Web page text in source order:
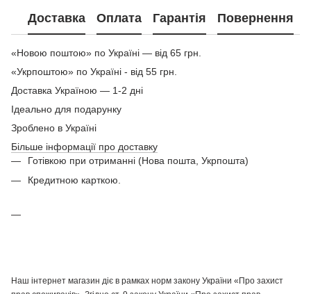
Доставка Оплата Гарантія Повернення
«Новою поштою» по Україні — від 65 грн.
«Укрпоштою» по Україні - від 55 грн.
Доставка Україною — 1-2 дні
Ідеально для подарунку
Зроблено в Україні
Більше інформації про доставку
Готівкою при отриманні (Нова пошта, Укрпошта)
Кредитною карткою.
Наш інтернет магазин діє в рамках норм закону України «Про захист